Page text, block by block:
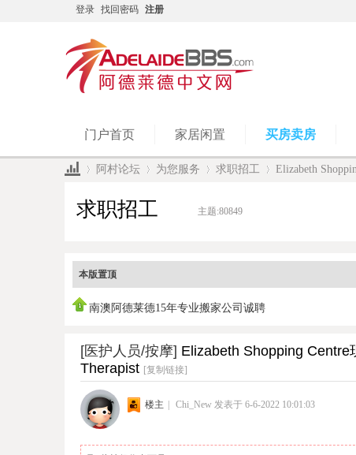
登录 找回密码 注册
门户首页 家居闲置 买房卖房
阿村论坛 为您服务 求职招工 Elizabeth
求职招工 主题:80849
本版置顶
南澳阿德莱德15年专业搬家公司诚聘
[医护人员/按摩] Elizabeth Shopping
Therapist [复制链接]
楼主 | Chi_New 发表于 6-6-2022 10:01:03